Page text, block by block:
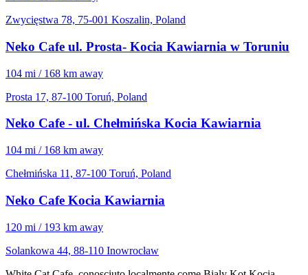
Zwycięstwa 78, 75-001 Koszalin, Poland
Neko Cafe ul. Prosta- Kocia Kawiarnia w Toruniu
104 mi / 168 km away
Prosta 17, 87-100 Toruń, Poland
Neko Cafe - ul. Chełmińska Kocia Kawiarnia
104 mi / 168 km away
Chełmińska 11, 87-100 Toruń, Poland
Neko Cafe Kocia Kawiarnia
120 mi / 193 km away
Solankowa 44, 88-110 Inowrocław